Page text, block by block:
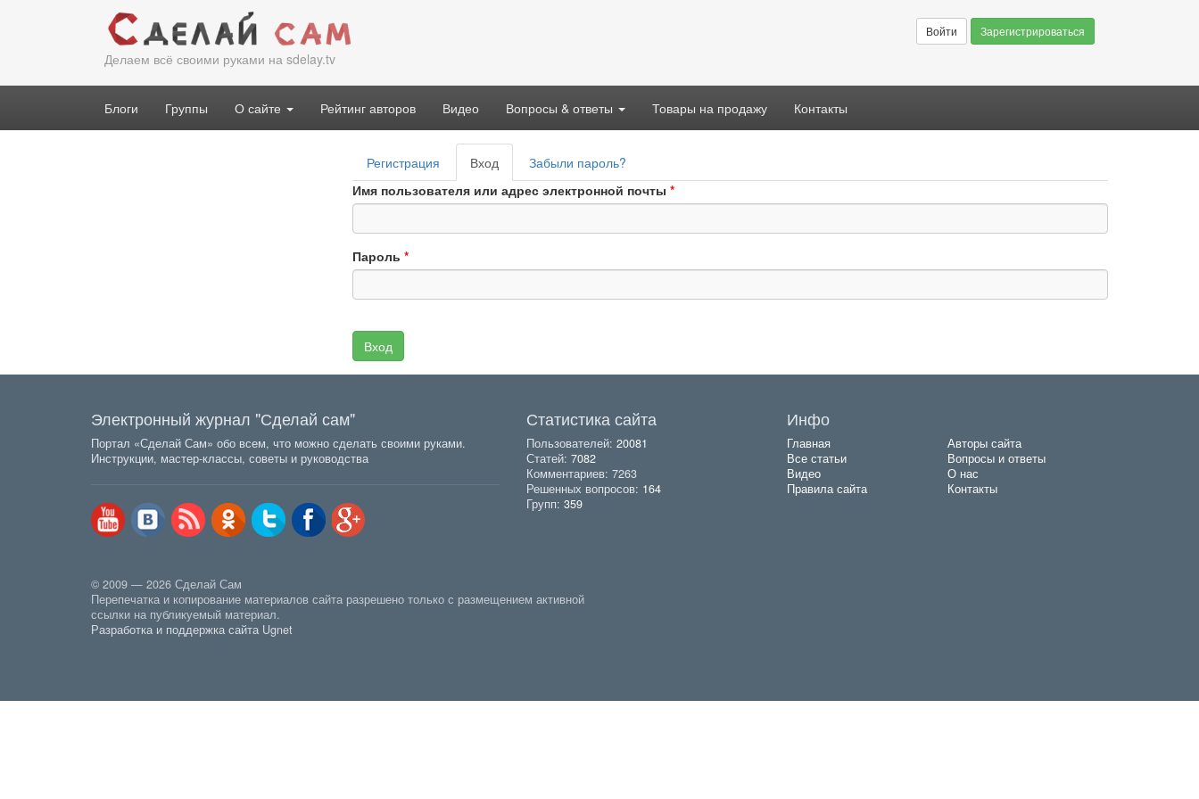
Делаем всё своими руками на sdelay.tv
Войти Зарегистрироваться
Блоги Группы О сайте Рейтинг авторов Видео Вопросы & ответы Товары на продажу Контакты
Главные
вкладки
Регистрация Вход(активная
вкладка)
Забыли пароль?
Имя пользователя или адрес электронной почты *
Пароль *
Вход
Электронный журнал "Сделай сам"
Портал «Сделай Сам» обо всем, что можно сделать своими руками.
Инструкции, мастер-классы, советы и руководства
Статистика сайта
Пользователей: 20081
Статей: 7082
Комментариев: 7263
Решенных вопросов: 164
Групп: 359
Инфо
Главная
Авторы сайта
Все статьи
Вопросы и ответы
Видео
О нас
Правила сайта
Контакты
© 2009 — 2026 Сделай Сам
Перепечатка и копирование материалов сайта разрешено только с размещением активной
ссылки на публикуемый материал.
Разработка и поддержка сайта Ugnet